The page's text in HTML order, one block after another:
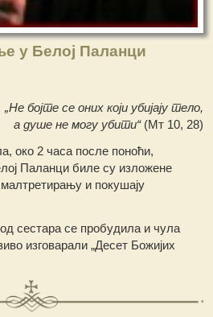
у Белој Паланци
„Не бојте се оних који убијају тело,
а душе не могу убити“(Мт 10, 28)
око 2 часа после поноћи,
Паланци биле су изложене
и покушају
сестара се пробудила и чула
изговарали „Десет Божијих